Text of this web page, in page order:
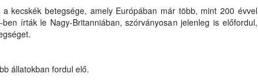
kecskék betegsége, amely Európában már több, mint 200 évvel
írták le Nagy-Britanniában, szórványosan jelenleg is előfordul,
állatokban fordul elő.